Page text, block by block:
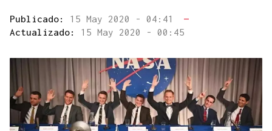
Publicado: 15 May 2020 - 04:41
—
Actualizado: 15 May 2020 - 00:45